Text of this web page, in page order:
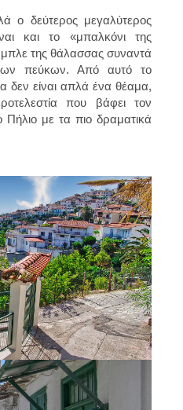
ο δεύτερος μεγαλύτερος
και το «μπαλκόνι της
της θάλασσας συναντά
πεύκων. Από αυτό το
δεν είναι απλά ένα θέαμα,
που βάφει τον
Πήλιο με τα πιο δραματικά